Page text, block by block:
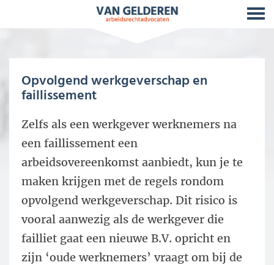
Opvolgend werkgeverschap en
faillissement
Zelfs als een werkgever werknemers na
een faillissement een
arbeidsovereenkomst aanbiedt, kun je te
maken krijgen met de regels rondom
opvolgend werkgeverschap. Dit risico is
vooral aanwezig als de werkgever die
failliet gaat een nieuwe B.V. opricht en
zijn ‘oude werknemers’ vraagt om bij de